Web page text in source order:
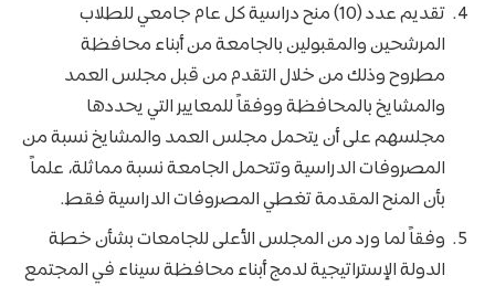
تقديم عدد (10) منح دراسية كل عام جامعي للطلاب
المرشحين والمقبولين بالجامعة من أبناء محافظة
مطروح وذلك من خلال التقدم من قبل مجلس العمد
والمشايخ بالمحافظة ووفقاً للمعايير التي يحددها
مجلسهم على أن يتحمل مجلس العمد والمشايخ نسبة من
المصروفات الدراسية وتتحمل الجامعة نسبة مماثلة، علماً
بأن المنح المقدمة تغطي المصروفات الدراسية فقط.
وفقاً لما ورد من المجلس الأعلى للجامعات بشأن خطة
الدولة الإستراتيجية لدمج أبناء محافظة سيناء في المجتمع